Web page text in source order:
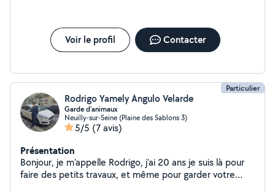
Voir le profil Contacter
Particulier
Rodrigo Yamely Angulo Velarde
Garde d'animaux
Neuilly-sur-Seine (Plaine des Sablons 3)
5/5 (7 avis)
Présentation
Bonjour, je m'appelle Rodrigo, j'ai 20 ans je suis là pour
faire des petits travaux, et même pour garder votre